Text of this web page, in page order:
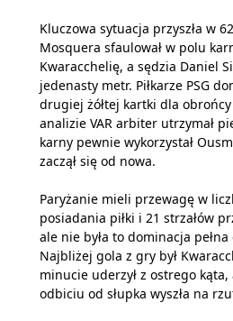
Kluczowa sytuacja przyszła w
Mosquera sfaulował w polu
Kwaracchelię, a sędzia Daniel
jedenasty metr. Piłkarze PSG
drugiej żółtej kartki dla
analizie VAR arbiter utrzymał
karny pewnie wykorzystał
zaczął się od nowa.
Paryżanie mieli przewagę w
posiadania piłki i 21 strzałów
ale nie była to dominacja
Najbliżej gola z gry był
minucie uderzył z ostrego kąta,
odbiciu od słupka wyszła na